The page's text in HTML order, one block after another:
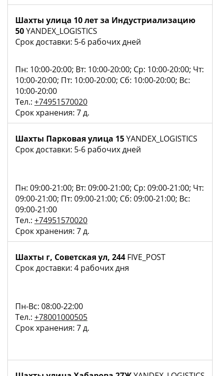
Шахты улица 10 лет за Индустриализацию
50YANDEX_LOGISTICS
Срок доставки: 5-6 рабочих дней
Пн: 10:00-20:00; Вт: 10:00-20:00; Ср: 10:00-20:00; Чт:
10:00-20:00; Пт: 10:00-20:00; Сб: 10:00-20:00; Вс:
10:00-20:00
Тел.: +74951570020
Срок хранения: 7 д.
Шахты Парковая улица 15YANDEX_LOGISTICS
Срок доставки: 5-6 рабочих дней
Пн: 09:00-21:00; Вт: 09:00-21:00; Ср: 09:00-21:00; Чт:
09:00-21:00; Пт: 09:00-21:00; Сб: 09:00-21:00; Вс:
09:00-21:00
Тел.: +74951570020
Срок хранения: 7 д.
Шахты г, Советская ул, 244 FIVE_POST
Срок доставки: 4 рабочих дня
Пн-Вс: 08:00-22:00
Тел.: +78001000505
Срок хранения: 7 д.